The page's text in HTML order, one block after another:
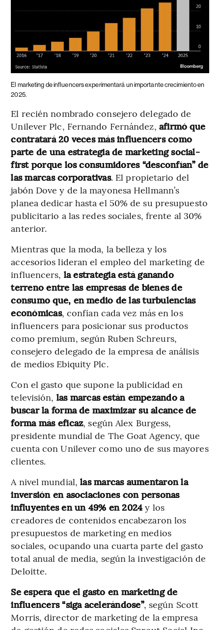
El marketing de influencers experimentará un importante crecimiento en
2025.
El recién nombrado consejero delegado de
Unilever Plc, Fernando Fernández, afirmó que
contratará 20 veces más influencers como
parte de una estrategia de marketing social-
first porque los consumidores “desconfían” de
las marcas corporativas. El propietario del
jabón Dove y de la mayonesa Hellmann’s
planea dedicar hasta el 50% de su presupuesto
publicitario a las redes sociales, frente al 30%
anterior.
Mientras que la moda, la belleza y los
accesorios lideran el empleo del marketing de
influencers, la estrategia está ganando
terreno entre las empresas de bienes de
consumo que, en medio de las turbulencias
económicas, confían cada vez más en los
influencers para posicionar sus productos
como premium, según Ruben Schreurs,
consejero delegado de la empresa de análisis
de medios Ebiquity Plc.
Con el gasto que supone la publicidad en
televisión, las marcas están empezando a
buscar la forma de maximizar su alcance de
forma más eficaz, según Alex Burgess,
presidente mundial de The Goat Agency, que
cuenta con Unilever como uno de sus mayores
clientes.
A nivel mundial,las marcas aumentaron la
inversión en asociaciones con personas
influyentes en un 49% en 2024 y los
creadores de contenidos encabezaron los
presupuestos de marketing en medios
sociales, ocupando una cuarta parte del gasto
total anual de media, según la investigación de
Deloitte.
Se espera que el gasto en marketing de
influencers “siga acelerándose”, según Scott
Morris, director de marketing de la empresa